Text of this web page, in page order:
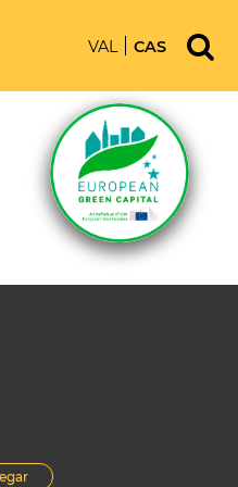
VAL CAS